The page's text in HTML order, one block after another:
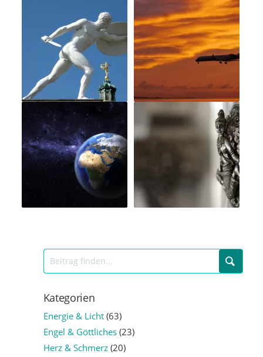
Kategorien
Energie & Licht(63)
Engel & Göttliches(23)
Herz & Schmerz(20)